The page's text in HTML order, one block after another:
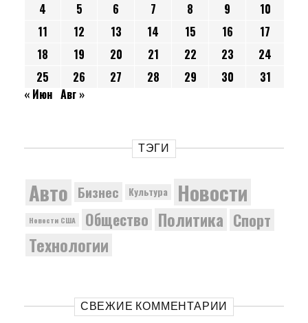
4
5 6 7 8 9
10
11
12 13 14 15 16
17
18
19 20 21 22 23
24
25
26 27 28 29 30
31
« Июн Авг »
ТЭГИ
Авто Бизнес Культура Новости
Новости США Общество Политика Спорт
Технологии
СВЕЖИЕ КОММЕНТАРИИ